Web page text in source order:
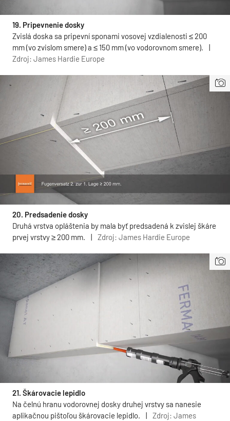
19. Pripevnenie dosky
Zvislá doska sa pripevní sponami vosovej vzdialenosti ≤ 200
mm (vo zvislom smere) a ≤ 150 mm (vo vodorovnom smere).
Zdroj: James Hardie Europe
20. Predsadenie dosky
Druhá vrstva opláštenia by mala byť predsadená k zvislej škáre
prvej vrstvy ≥ 200 mm.
Zdroj: James Hardie Europe
21. Škárovacie lepidlo
Na čelnú hranu vodorovnej dosky druhej vrstvy sa nanesie
aplikačnou pištoľou škárovacie lepidlo.
Zdroj: James